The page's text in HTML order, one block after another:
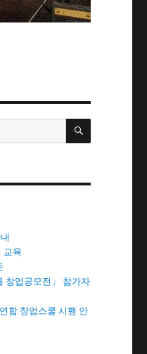
SEARCH
교육
창업공모전」 참가자
합 창업스쿨 시행 안